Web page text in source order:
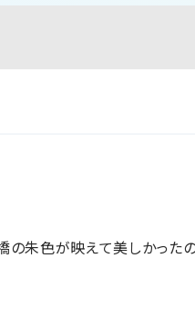
朱色が映えて美しかった